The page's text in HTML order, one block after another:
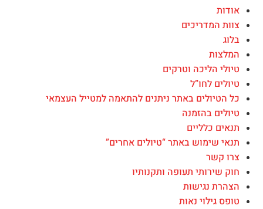
אודות
צוות המדריכים
בלוג
המלצות
טיולי הליכה וטרקים
טיולים לחו”ל
כל הטיולים באתר ניתנים להתאמה למטייל העצמאי
טיולים בהזמנה
תנאים כלליים
תנאי שימוש באתר “טיולים אחרים”
צרו קשר
חוק שירותי תעופה ותקנותיו
הצהרת נגישות
טופס גילוי נאות